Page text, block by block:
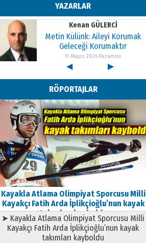
YAZARLAR
11 Mayıs 2026 Pazartesi
Kenan GÜLERCİ
Metin Külünk: Aileyi Korumak
Geleceği Korumaktır
11 Mayıs 2026 Pazartesi
Kenan GÜLERCİ
Metin Külünk: Aileyi Korumak
Geleceği Korumaktır
11 Mayıs 2026 Pazartesi
◀ ▶
RÖPORTAJLAR
Kayakla Atlama Olimpiyat Sporcusu Milli
Kayakçı Fatih Arda İplikçioğlu’nun kayak
takımları kayboldu
➤ Kayakla Atlama Olimpiyat Sporcusu Milli
Kayakçı Fatih Arda İplikçioğlu’nun kayak
takımları kayboldu